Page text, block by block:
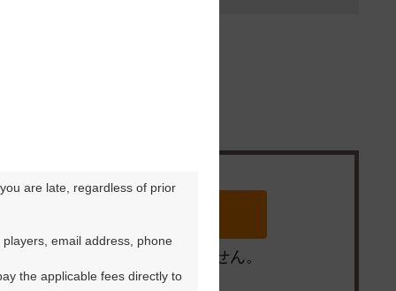
※ゴルフ場の電話ではありません。
are late, regardless of prior
email address, phone
the applicable fees directly to